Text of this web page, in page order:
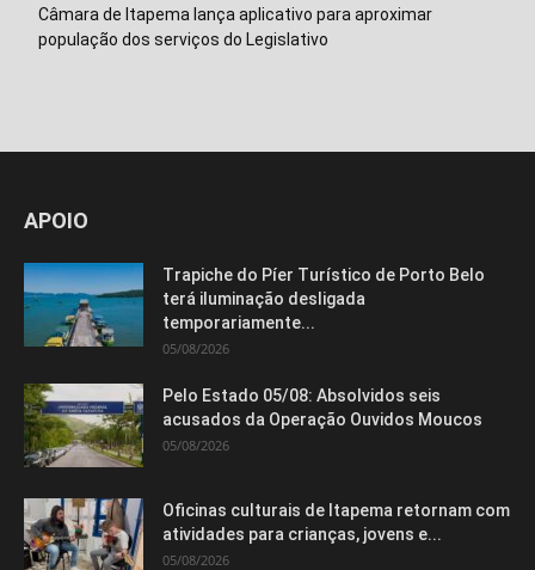
Câmara de Itapema lança aplicativo para aproximar
população dos serviços do Legislativo
APOIO
Trapiche do Píer Turístico de Porto Belo
terá iluminação desligada
temporariamente...
05/08/2026
Pelo Estado 05/08: Absolvidos seis
acusados da Operação Ouvidos Moucos
05/08/2026
Oficinas culturais de Itapema retornam com
atividades para crianças, jovens e...
05/08/2026